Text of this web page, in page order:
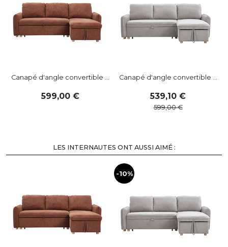
Canapé d'angle convertible ...
599,00
Canapé d'angle convertible ...
539,10
599,00
LES INTERNAUTES ONT AUSSI AIMÉ :
-10%